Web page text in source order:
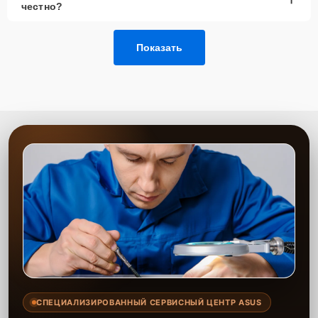
Позвонить по телефону горячей линии или
запросить обратный звонок через Форму заявки
для быстрого уточнения деталей.
Привезти устройство в ближайший центр или
Дождаться оповещения о готовности и забрать
курьерской доставкой.
При необходимости клиент может воспользоваться услугой
вызова мастера для проведения диагностики и ремонта в
желаемом месте и удобное время.
Какие предоставляются
гарантии
распространяется на все виды ремонта, а также на все
используемые запчасти. Гарантия включает в себя срочную
честно?
Показать
СПЕЦИАЛИЗИРОВАННЫЙ СЕРВИСНЫЙ ЦЕНТР ASUS